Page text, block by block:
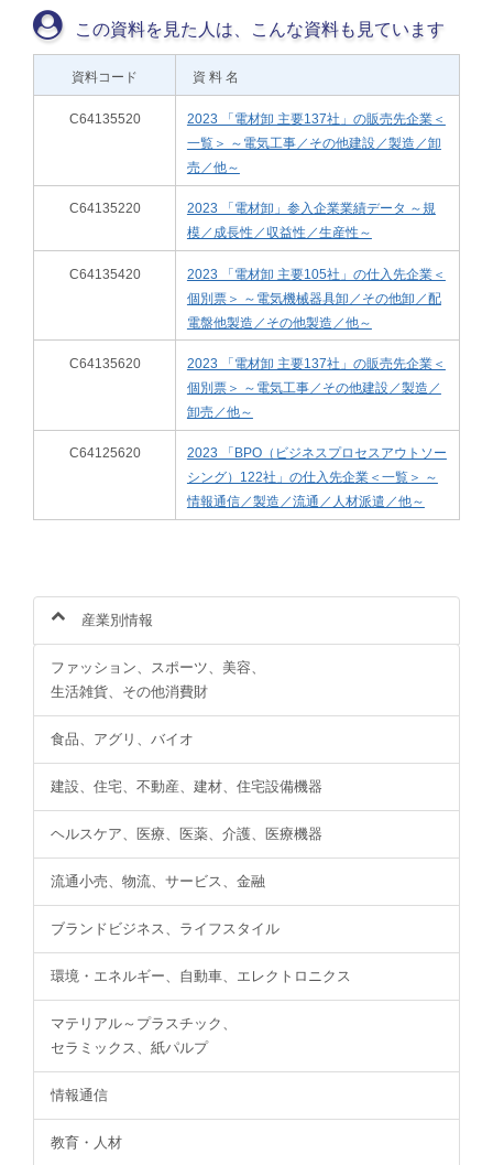
この資料を見た人は、こんな資料も見ています
資料コード 資 料 名
C64135520
2023 「電材卸 主要137社」の販売先企業＜
一覧＞ ～電気工事／その他建設／製造／卸
売／他～
C64135220
2023 「電材卸」参入企業業績データ ～規
模／成長性／収益性／生産性～
C64135420
2023 「電材卸 主要105社」の仕入先企業＜
個別票＞ ～電気機械器具卸／その他卸／配
電盤他製造／その他製造／他～
C64135620
2023 「電材卸 主要137社」の販売先企業＜
個別票＞ ～電気工事／その他建設／製造／
卸売／他～
C64125620
2023 「BPO（ビジネスプロセスアウトソー
シング）122社」の仕入先企業＜一覧＞ ～
情報通信／製造／流通／人材派遣／他～
産業別情報
ファッション、スポーツ、美容、
生活雑貨、その他消費財
食品、アグリ、バイオ
建設、住宅、不動産、建材、住宅設備機器
ヘルスケア、医療、医薬、介護、医療機器
流通小売、物流、サービス、金融
ブランドビジネス、ライフスタイル
環境・エネルギー、自動車、エレクトロニクス
マテリアル～プラスチック、
セラミックス、紙パルプ
情報通信
教育・人材